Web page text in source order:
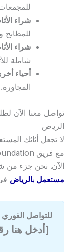
شراء
للمطابخ
شراء
شاملة
أحياء
المجاورة.
تواصل معنا الآن
الرياض
لا تجعل أثاثك
الآن. نحن جزء من
مستعمل بالرياض
للتواصل